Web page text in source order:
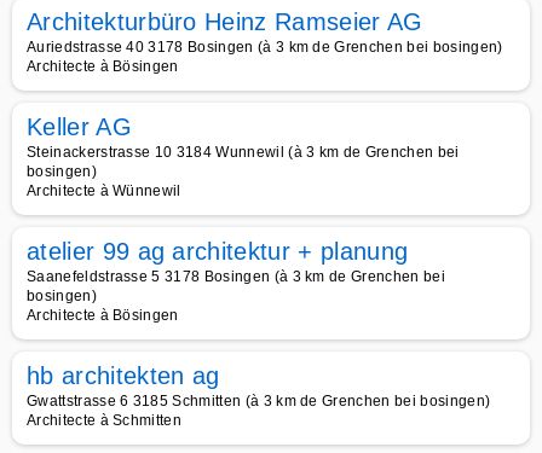
Architekturbüro Heinz Ramseier AG
Auriedstrasse 40 3178 Bosingen (à 3 km de Grenchen bei bosingen)
Architecte à Bösingen
Keller AG
Steinackerstrasse 10 3184 Wunnewil (à 3 km de Grenchen bei
bosingen)
Architecte à Wünnewil
atelier 99 ag architektur + planung
Saanefeldstrasse 5 3178 Bosingen (à 3 km de Grenchen bei
bosingen)
Architecte à Bösingen
hb architekten ag
Gwattstrasse 6 3185 Schmitten (à 3 km de Grenchen bei bosingen)
Architecte à Schmitten